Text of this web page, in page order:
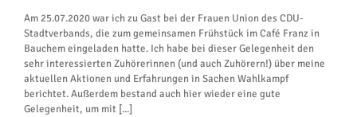
Am 25.07.2020 war ich zu Gast bei der Frauen Union des CDU-
Stadtverbands, die zum gemeinsamen Frühstück im Café Franz in
Bauchem eingeladen hatte. Ich habe bei dieser Gelegenheit den
sehr interessierten Zuhörerinnen (und auch Zuhörern!) über meine
aktuellen Aktionen und Erfahrungen in Sachen Wahlkampf
berichtet. Außerdem bestand auch hier wieder eine gute
Gelegenheit, um mit [...]